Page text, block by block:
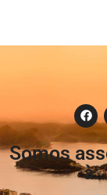
Somos
à: